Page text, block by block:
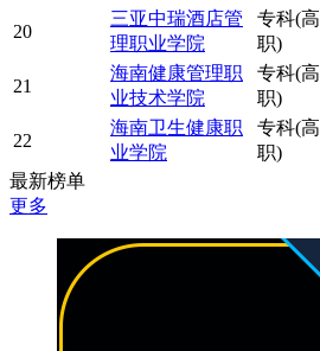
20
三亚中瑞酒店管
理职业学院
专科(高
职)
21
海南健康管理职
业技术学院
专科(高
职)
22
海南卫生健康职
业学院
专科(高
职)
最新榜单
更多